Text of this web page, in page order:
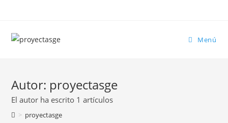
Menú
Autor: proyectasge
El autor ha escrito 1 artículos
> proyectasge